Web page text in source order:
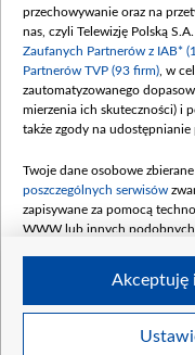
Data
(wpłata
Data
kwiecień 180
czerwca 90
4 sierpnia
przechowywanie oraz na
nas, czyli Telewizję Polską
Zaufanych Partnerów z IAB*
Partnerów TVP (93 firm) , w
zautomatyzowanego
mierzenia ich skuteczności) i
także zgody na
Twoje dane osobowe
poszczególnych serwisów
zapisywane za pomocą
WWW lub innych
Twoje dane osobowe
Akceptuję